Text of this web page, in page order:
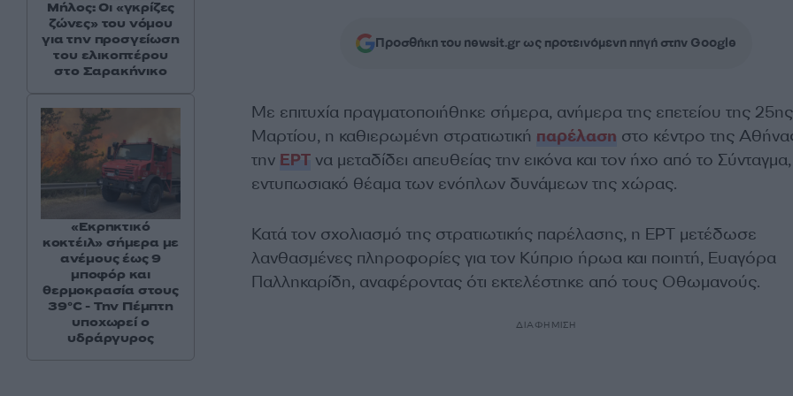
Προσθήκη του newsit.gr ως προτεινόμενη πηγή στην Google
Με επιτυχία πραγματοποιήθηκε σήμερα, ανήμερα της επετείου της 25ης
Μαρτίου, η καθιερωμένη στρατιωτική παρέλαση στο κέντρο της
την ΕΡΤνα μεταδίδει απευθείας την εικόνα και τον ήχο από το
εντυπωσιακό θέαμα των ενόπλων δυνάμεων της χώρας.
Κατά τον σχολιασμό της στρατιωτικής παρέλασης, η ΕΡΤ μετέδωσε
λανθασμένες πληροφορίες για τον Κύπριο ήρωα και ποιητή, Ευαγόρα
Παλληκαρίδη, αναφέροντας ότι εκτελέστηκε από τους Οθωμανούς.
ΔΙΑΦΗΜΙΣΗ
Μήλος: Οι «γκρίζες
ζώνες» του νόμου
για την προσγείωση
του ελικοπτέρου
στο Σαρακήνικο
«Εκρηκτικό
κοκτέιλ» σήμερα με
ανέμους έως 9
μποφόρ και
θερμοκρασία στους
39°C - Την Πέμπτη
υποχωρεί ο
υδράργυρος